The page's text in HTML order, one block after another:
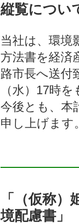
縦覧につい
当社は、環境
方法書を経済
路市長へ送付
（水）17時
今後とも、本
申し上げます
「（仮称
境配慮書」